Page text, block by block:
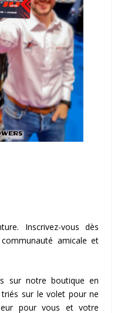
Inscrivez-vous dès
amicale et
sur notre boutique en
sur le volet pour ne
pour vous et votre